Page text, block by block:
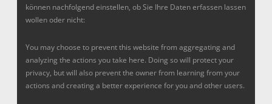
können nachfolgend einstellen, ob Sie Ihre Daten erfassen lassen
wollen oder nicht:
You may choose to prevent this website from aggregating and
analyzing the actions you take here. Doing so will protect your
privacy, but will also prevent the owner from learning from your
actions and creating a better experience for you and other users.